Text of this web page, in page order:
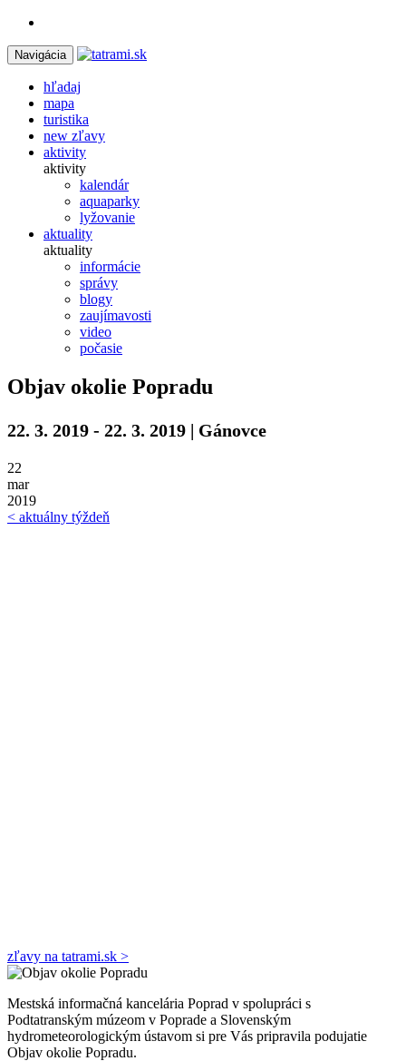
Navigácia
hľadaj
mapa
turistika
new zľavy
aktivity
aktivity
kalendár
aquaparky
lyžovanie
aktuality
aktuality
informácie
správy
blogy
zaujímavosti
video
počasie
Objav okolie Popradu
22. 3. 2019 - 22. 3. 2019 | Gánovce
22
mar
2019
< aktuálny týždeň
zľavy na tatrami.sk >
Mestská informačná kancelária Poprad v spolupráci s
Podtatranským múzeom v Poprade a Slovenským
hydrometeorologickým ústavom si pre Vás pripravila podujatie
Objav okolie Popradu.